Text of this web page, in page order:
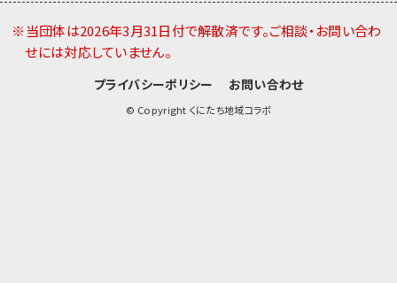
※当団体は2026年3月31日付で解散済です。ご相談・お問い合わ
せには対応していません。
プライバシーポリシー お問い合わせ
© Copyright くにたち地域コラボ